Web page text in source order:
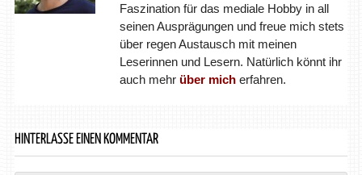
Faszination für das mediale Hobby in all
seinen Ausprägungen und freue mich stets
über regen Austausch mit meinen
Leserinnen und Lesern. Natürlich könnt ihr
auch mehr über micherfahren.
HINTERLASSE EINEN KOMMENTAR